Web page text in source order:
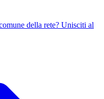
della rete? Unisciti al